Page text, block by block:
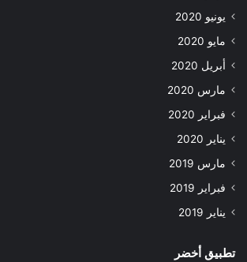
يونيو 2020
مايو 2020
أبريل 2020
مارس 2020
فبراير 2020
يناير 2020
مارس 2019
فبراير 2019
يناير 2019
تطبيق أخضر